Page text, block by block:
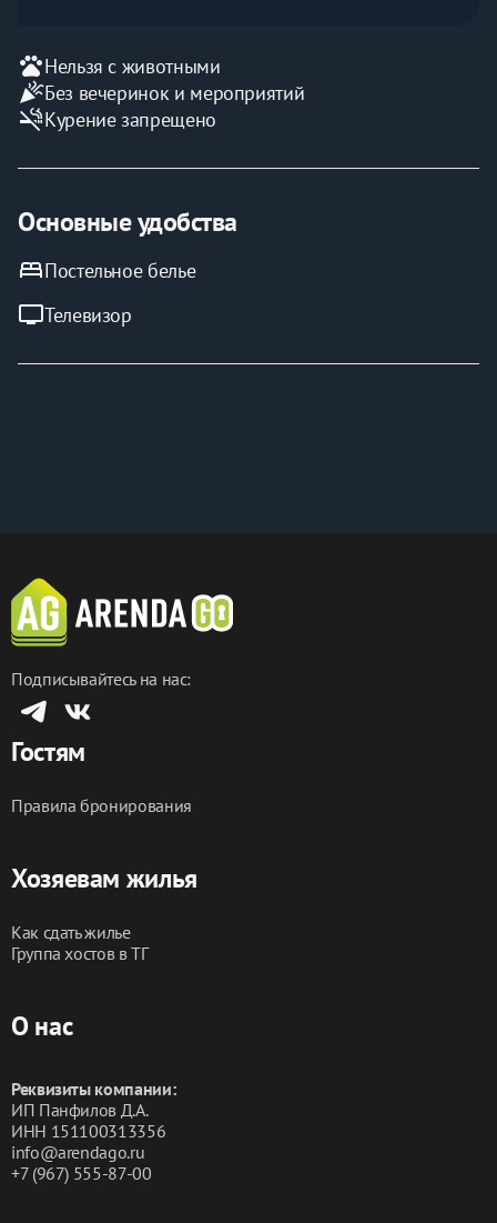
petsНельзя с животными
celebrationБез вечеринок и мероприятий
smoke_freeКурение запрещено
Основные удобства
bedПостельное белье
tvТелевизор
Подписывайтесь на нас:
Гостям
Правила бронирования
Хозяевам жилья
Как сдать жилье
Группа хостов в ТГ
О нас
Реквизиты компании:
ИП Панфилов Д.А.
ИНН 151100313356
info@arendago.ru
+7 (967) 555-87-00